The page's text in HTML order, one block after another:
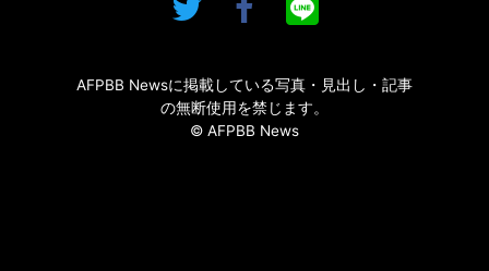
AFPBB Newsに掲載している写真・見出し・記事
の無断使用を禁じます。
© AFPBB News